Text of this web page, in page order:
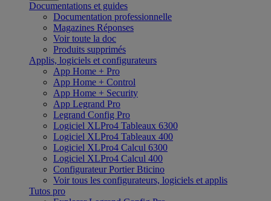
Documentations et guides
Documentation professionnelle
Magazines Réponses
Voir toute la doc
Produits supprimés
Applis, logiciels et configurateurs
App Home + Pro
App Home + Control
App Home + Security
App Legrand Pro
Legrand Config Pro
Logiciel XLPro4 Tableaux 6300
Logiciel XLPro4 Tableaux 400
Logiciel XLPro4 Calcul 6300
Logiciel XLPro4 Calcul 400
Configurateur Portier Bticino
Voir tous les configurateurs, logiciels et applis
Tutos pro